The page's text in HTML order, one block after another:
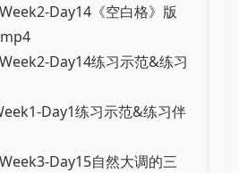
Day14《空白格》版
Day14练习示范&练习
Day1练习示范&练习伴
Day15自然大调的三